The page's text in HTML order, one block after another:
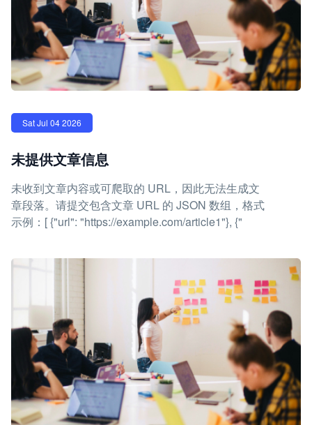
Sat Jul 04 2026
未提供文章信息
未收到文章内容或可爬取的 URL，因此无法生成文
章段落。请提交包含文章 URL 的 JSON 数组，格式
示例：[ {"url": "https://example.com/article1"}, {"